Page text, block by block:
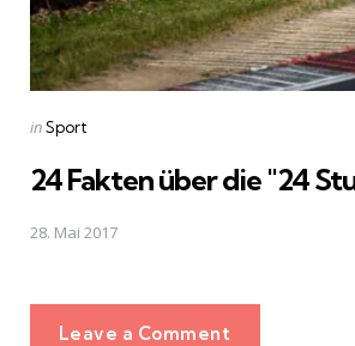
Posted
inSport
24 Fakten über die "24
28. Mai 2017
Leave a Comment